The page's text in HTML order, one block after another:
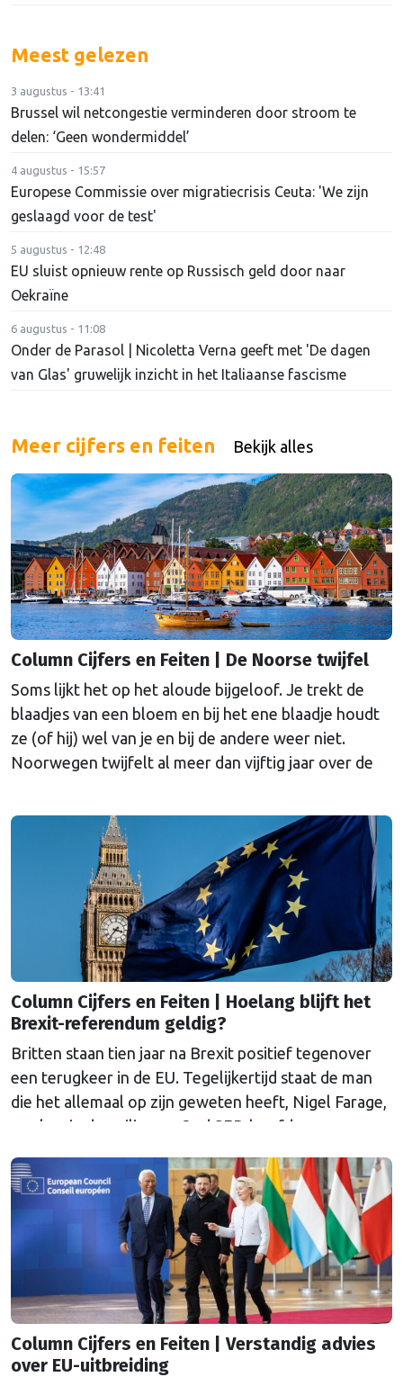
Meest gelezen
3 augustus - 13:41
Brussel wil netcongestie verminderen door stroom te
delen: ‘Geen wondermiddel’
4 augustus - 15:57
Europese Commissie over migratiecrisis Ceuta: 'We zijn
geslaagd voor de test'
5 augustus - 12:48
EU sluist opnieuw rente op Russisch geld door naar
Oekraïne
6 augustus - 11:08
Onder de Parasol | Nicoletta Verna geeft met 'De dagen
van Glas' gruwelijk inzicht in het Italiaanse fascisme
Meer cijfers en feiten Bekijk alles
Column Cijfers en Feiten | De Noorse twijfel
Soms lijkt het op het aloude bijgeloof. Je trekt de
blaadjes van een bloem en bij het ene blaadje houdt
ze (of hij) wel van je en bij de andere weer niet.
Noorwegen twijfelt al meer dan vijftig jaar over de
Column Cijfers en Feiten | Hoelang blijft het
Brexit-referendum geldig?
Britten staan tien jaar na Brexit positief tegenover
een terugkeer in de EU. Tegelijkertijd staat de man
die het allemaal op zijn geweten heeft, Nigel Farage,
aan kop in de peilingen. Oud SER-hoofdeconoom
Column Cijfers en Feiten | Verstandig advies
over EU-uitbreiding